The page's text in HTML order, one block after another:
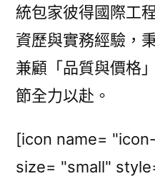
統包家彼得國際工
資歷與實務經驗，
兼顧「品質與價格
節全力以赴。
[icon name=
size= "small"